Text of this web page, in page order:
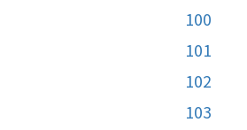
100
101
102
103